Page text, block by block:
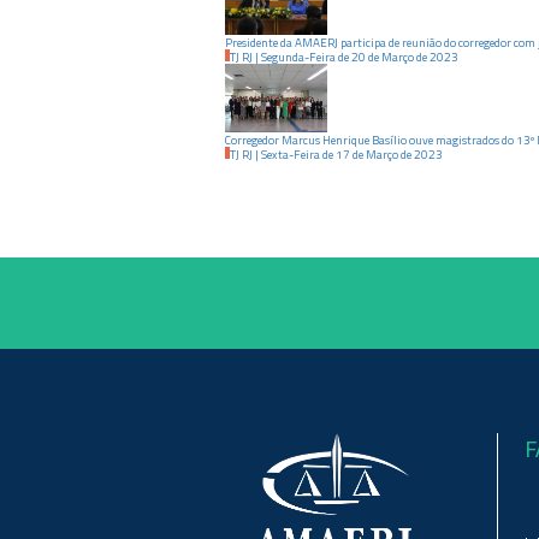
Presidente da AMAERJ participa de reunião do corregedor
TJ RJ | Segunda-Feirade20 de Marçode2023
Corregedor Marcus Henrique Basílio ouve magistrados do 13º
TJ RJ | Sexta-Feirade 17 de Marçode2023